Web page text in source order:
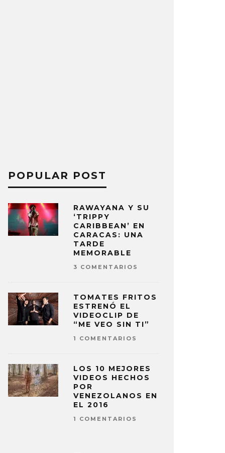
POPULAR POST
RAWAYANA Y SU
‘TRIPPY
CARIBBEAN’ EN
CARACAS: UNA
TARDE
MEMORABLE
3 COMENTARIOS
TOMATES FRITOS
ESTRENÓ EL
VIDEOCLIP DE
“ME VEO SIN TI”
1 COMENTARIOS
LOS 10 MEJORES
VIDEOS HECHOS
POR
VENEZOLANOS EN
EL 2016
1 COMENTARIOS